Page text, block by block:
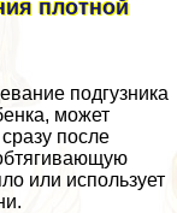
плотной
подгузника
может
после
или использует